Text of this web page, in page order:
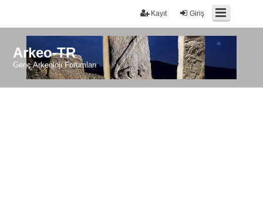
Giriş
Kayıt
Arkeo-TR
Genç Arkeoloji Forumları